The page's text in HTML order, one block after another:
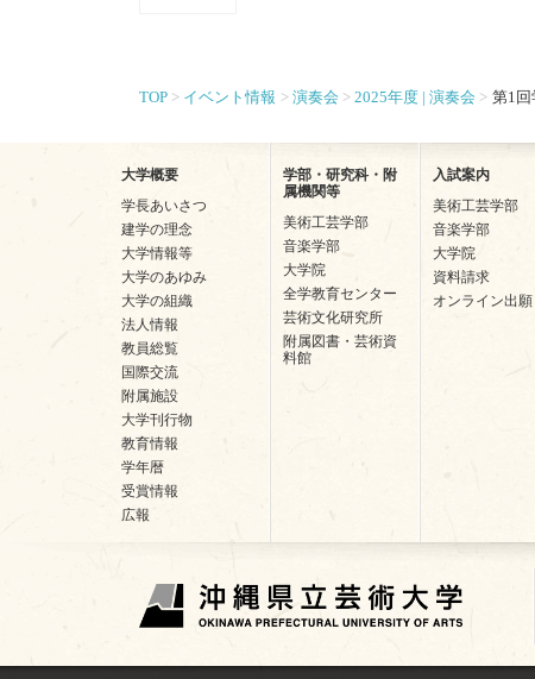
TOP イベント情報 演奏会 2025年度 | 演奏会 第1
大学概要
学長あいさつ
建学の理念
大学情報等
大学のあゆみ
大学の組織
法人情報
教員総覧
国際交流
附属施設
大学刊行物
教育情報
学年暦
受賞情報
広報
学部・研究科・附
属機関等
美術工芸学部
音楽学部
大学院
全学教育センター
芸術文化研究所
附属図書・芸術資
料館
入試案内
美術工芸学部
音楽学部
大学院
資料請求
オンライン出願